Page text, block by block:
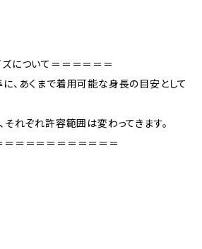
について＝＝＝＝＝＝
、あくまで着用可能な身長の目安として
それぞれ許容範囲は変わってきます。
＝＝＝＝＝＝＝＝＝＝